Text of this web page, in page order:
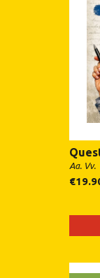
Aa. Vv.
€